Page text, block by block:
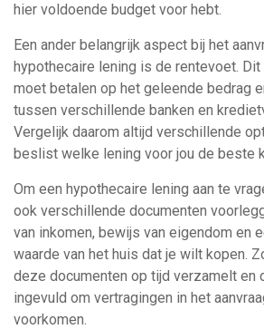
hier voldoende budget voor hebt.
Een ander belangrijk aspect bij het
hypothecaire lening is de rentevoet.
moet betalen op het geleende bedrag
tussen verschillende banken en
Vergelijk daarom altijd verschillende
beslist welke lening voor jou de beste
Om een hypothecaire lening aan te
ook verschillende documenten
van inkomen, bewijs van eigendom en
waarde van het huis dat je wilt kopen.
deze documenten op tijd verzamelt en
ingevuld om vertragingen in het
voorkomen.